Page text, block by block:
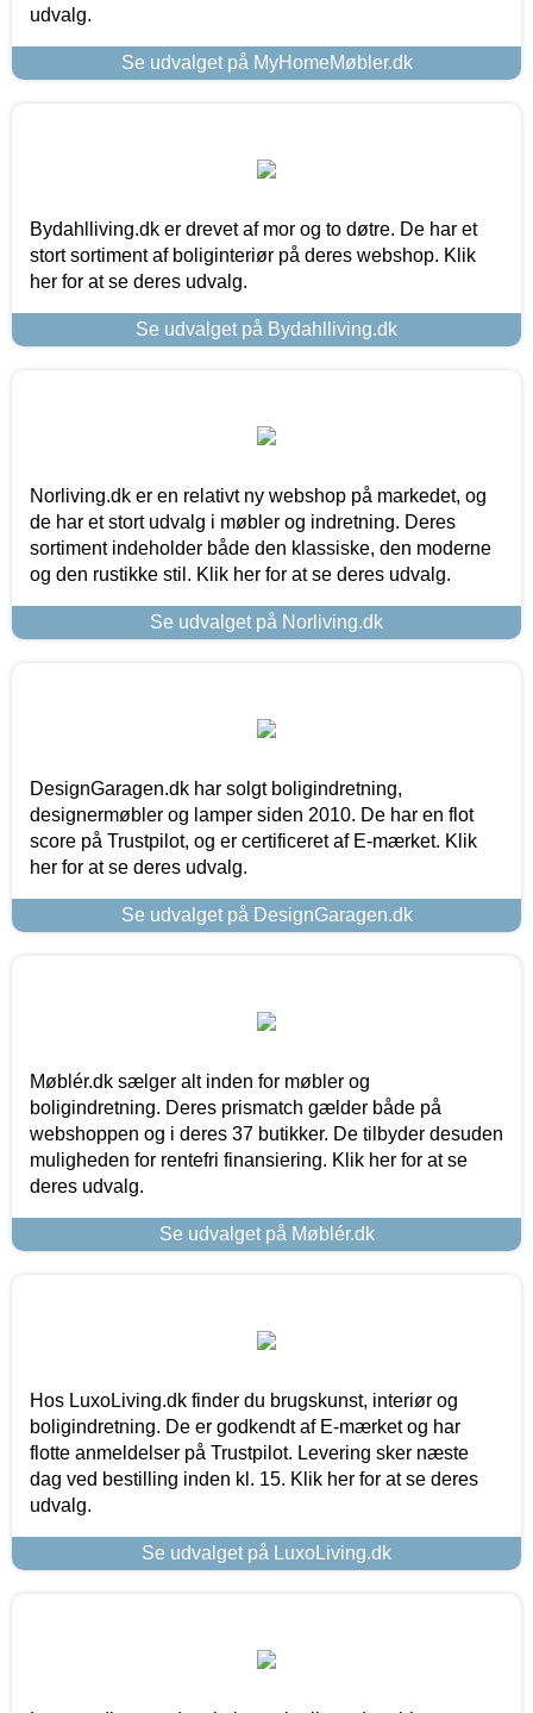
udvalg.
Se udvalget på MyHomeMøbler.dk
Bydahlliving.dk er drevet af mor og to døtre. De har et
stort sortiment af boliginteriør på deres webshop. Klik
her for at se deres udvalg.
Se udvalget på Bydahlliving.dk
Norliving.dk er en relativt ny webshop på markedet, og
de har et stort udvalg i møbler og indretning. Deres
sortiment indeholder både den klassiske, den moderne
og den rustikke stil. Klik her for at se deres udvalg.
Se udvalget på Norliving.dk
DesignGaragen.dk har solgt boligindretning,
designermøbler og lamper siden 2010. De har en flot
score på Trustpilot, og er certificeret af E-mærket. Klik
her for at se deres udvalg.
Se udvalget på DesignGaragen.dk
Møblér.dk sælger alt inden for møbler og
boligindretning. Deres prismatch gælder både på
webshoppen og i deres 37 butikker. De tilbyder desuden
muligheden for rentefri finansiering. Klik her for at se
deres udvalg.
Se udvalget på Møblér.dk
Hos LuxoLiving.dk finder du brugskunst, interiør og
boligindretning. De er godkendt af E-mærket og har
flotte anmeldelser på Trustpilot. Levering sker næste
dag ved bestilling inden kl. 15. Klik her for at se deres
udvalg.
Se udvalget på LuxoLiving.dk